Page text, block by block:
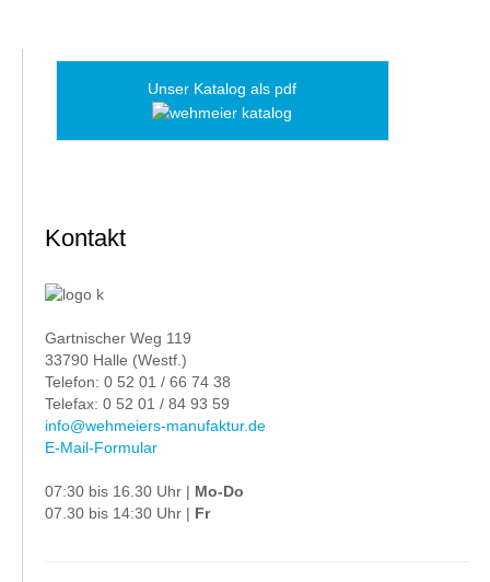
Unser Katalog als pdf
Kontakt
Gartnischer Weg 119
33790 Halle (Westf.)
Telefon: 0 52 01 / 66 74 38
Telefax: 0 52 01 / 84 93 59
info@wehmeiers-manufaktur.de
E-Mail-Formular
07:30 bis 16.30 Uhr | Mo-Do
07.30 bis 14:30 Uhr | Fr